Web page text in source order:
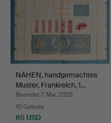
NÄHEN, handgemachtes
Muster, Frankreich, 1…
Beendet 7. Mai 2026
10 Gebote
85 USD